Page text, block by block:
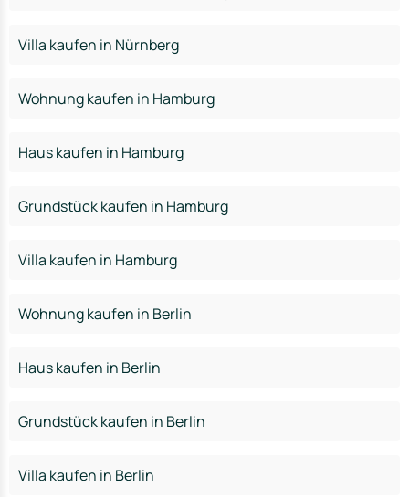
Villa kaufen in Nürnberg
Wohnung kaufen in Hamburg
Haus kaufen in Hamburg
Grundstück kaufen in Hamburg
Villa kaufen in Hamburg
Wohnung kaufen in Berlin
Haus kaufen in Berlin
Grundstück kaufen in Berlin
Villa kaufen in Berlin